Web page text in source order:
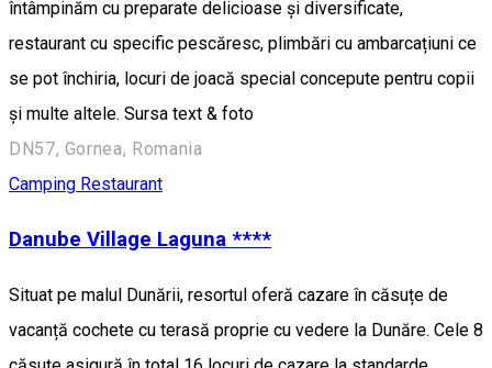
întâmpinăm cu preparate delicioase și diversificate,
restaurant cu specific pescăresc, plimbări cu ambarcațiuni ce
se pot închiria, locuri de joacă special concepute pentru copii
și multe altele. Sursa text & foto
DN57, Gornea, Romania
Camping Restaurant
Danube Village Laguna ****
Situat pe malul Dunării, resortul oferă cazare în căsuțe de
vacanță cochete cu terasă proprie cu vedere la Dunăre. Cele 8